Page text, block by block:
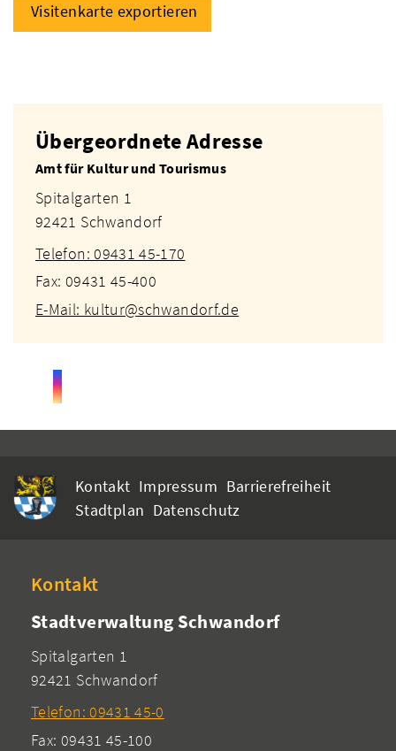
Visitenkarte exportieren
Übergeordnete Adresse
Amt für Kultur und Tourismus
Spitalgarten 1
92421 Schwandorf
Telefon: 09431 45-170
Fax: 09431 45-400
E-Mail: kultur@schwandorf.de
Kontakt Impressum Barrierefreiheit
Stadtplan Datenschutz
Kontakt
Stadtverwaltung Schwandorf
Spitalgarten 1
92421 Schwandorf
Telefon: 09431 45-0
Fax: 09431 45-100